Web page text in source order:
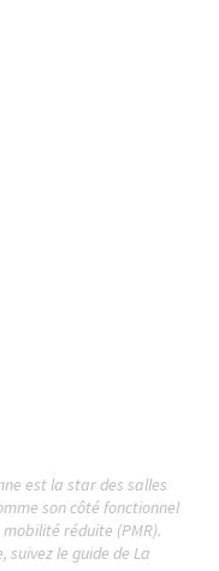
est la star des salles
son côté fonctionnel
réduite (PMR).
suivez le guide de La